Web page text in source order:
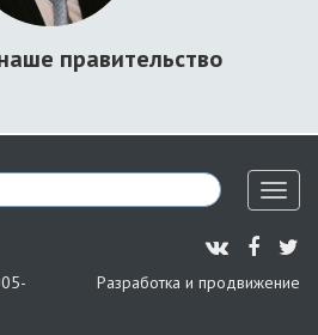
правительство
Разработка и продвижение